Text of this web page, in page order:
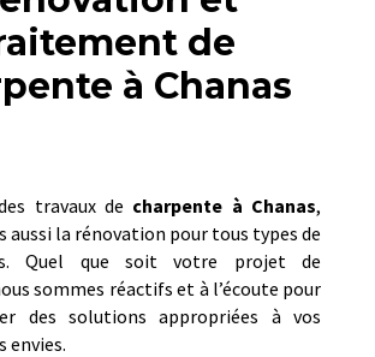
de
à Chanas
travaux de charpente à Chanas,
aussi la rénovation pour tous types de
Quel que soit votre projet de
sommes réactifs et à l’écoute pour
des solutions appropriées à vos
envies.